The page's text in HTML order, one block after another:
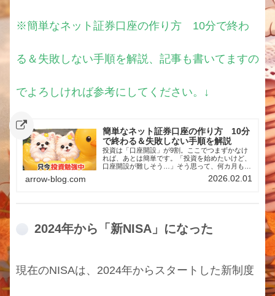
社の口座をすべて私は持っています。メインは楽
天経済圏利用のため、楽天証券ですが、楽天証券
※簡単なネット証券口座の作り方 10分で終わ
る＆失敗しない手順を解説、記事も書いてますの
でよろしければ参考にしてください。↓
簡単なネット証券口座の作り方 10分
で終わる＆失敗しない手順を解説
投資は「口座開設」が9割。ここでつまずかなけ
れば、あとは簡単です。「投資を始めたいけど、
口座開設が難しそう…」そう思って、何カ月も行
動できていない人はとても多いです。ですが結論
から言うと、ネット証券の口座開設は“スマホで
り方を超シンプルに解説します。この記事を読む
とわかることネット証券口座開設の全体の流れ準
arrow-blog.com 2026.02.01
2024年から「新NISA」になった
現在のNISAは、2024年からスタートした新制度